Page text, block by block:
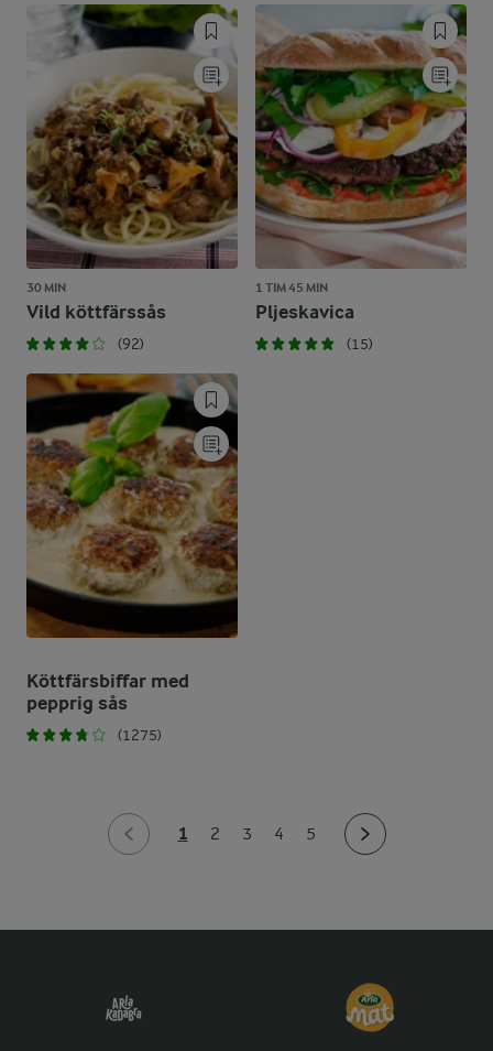
30 MIN
Vild köttfärssås
(92)
1 TIM 45 MIN
Pljeskavica
(15)
Köttfärsbiffar med
pepprig sås
(1275)
1 2 3 4 5